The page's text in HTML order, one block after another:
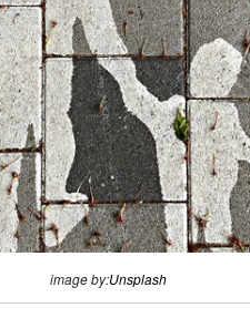
image by:Unsplash